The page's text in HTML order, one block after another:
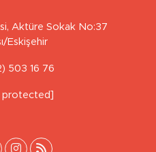
Aktüre Sokak No:37
Eskişehir
503 16 76
protected]